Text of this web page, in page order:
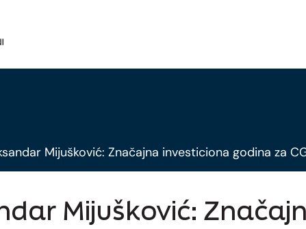
Mijušković: Značajna investiciona godina za
Mijušković: